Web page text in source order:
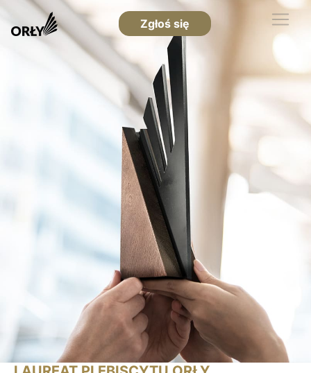
Zgłoś się